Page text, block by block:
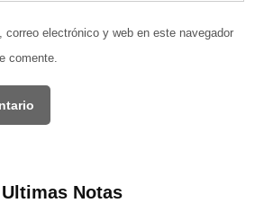
correo electrónico y web en este navegador
comente.
Ultimas Notas